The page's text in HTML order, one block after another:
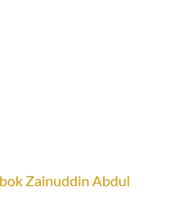
Zainuddin Abdul